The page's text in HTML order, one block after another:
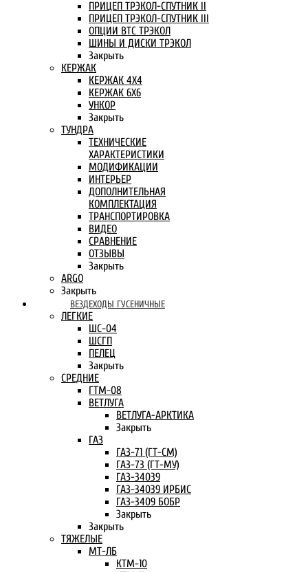
ПРИЦЕП ТРЭКОЛ-СПУТНИК II
ПРИЦЕП ТРЭКОЛ-СПУТНИК III
ОПЦИИ ВТС ТРЭКОЛ
ШИНЫ И ДИСКИ ТРЭКОЛ
Закрыть
КЕРЖАК
КЕРЖАК 4Х4
КЕРЖАК 6Х6
УНКОР
Закрыть
ТУНДРА
ТЕХНИЧЕСКИЕ
ХАРАКТЕРИСТИКИ
МОДИФИКАЦИИ
ИНТЕРЬЕР
ДОПОЛНИТЕЛЬНАЯ
КОМПЛЕКТАЦИЯ
ТРАНСПОРТИРОВКА
ВИДЕО
СРАВНЕНИЕ
ОТЗЫВЫ
Закрыть
ARGO
Закрыть
ВЕЗДЕХОДЫ ГУСЕНИЧНЫЕ
ЛЕГКИЕ
ШС-04
ШСГП
ПЕЛЕЦ
Закрыть
СРЕДНИЕ
ГТМ-08
ВЕТЛУГА
ВЕТЛУГА-АРКТИКА
Закрыть
ГАЗ
ГАЗ-71 (ГТ-СМ)
ГАЗ-73 (ГТ-МУ)
ГАЗ-34039
ГАЗ-34039 ИРБИС
ГАЗ-3409 БОБР
Закрыть
Закрыть
ТЯЖЕЛЫЕ
МТ-ЛБ
КТМ-10